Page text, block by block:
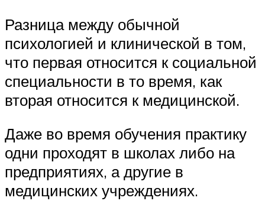
Разница между обычной
психологией и клинической в том,
что первая относится к социальной
специальности в то время, как
вторая относится к медицинской.
Даже во время обучения практику
одни проходят в школах либо на
предприятиях, а другие в
медицинских учреждениях.